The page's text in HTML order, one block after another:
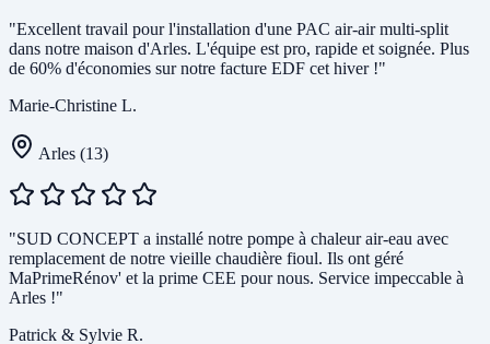
"Excellent travail pour l'installation d'une PAC air-air multi-split
dans notre maison d'Arles. L'équipe est pro, rapide et soignée. Plus
de 60% d'économies sur notre facture EDF cet hiver !"
Marie-Christine L.
Arles (13)
"SUD CONCEPT a installé notre pompe à chaleur air-eau avec
remplacement de notre vieille chaudière fioul. Ils ont géré
MaPrimeRénov' et la prime CEE pour nous. Service impeccable à
Arles !"
Patrick & Sylvie R.